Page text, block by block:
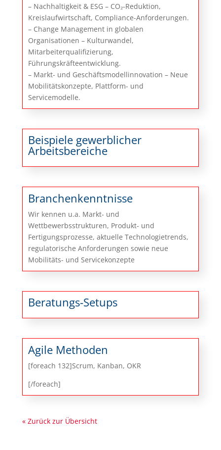
– Nachhaltigkeit & ESG – CO₂-Reduktion,
Kreislaufwirtschaft, Compliance-Anforderungen.
– Change Management in globalen
Organisationen – Kulturwandel,
Mitarbeiterqualifizierung,
Führungskräfteentwicklung.
– Markt- und Geschäftsmodellinnovation – Neue
Mobilitätskonzepte, Plattform- und
Servicemodelle.
Beispiele gewerblicher
Arbeitsbereiche
Branchenkenntnisse
Wir kennen u.a. Markt- und
Wettbewerbsstrukturen, Produkt- und
Fertigungsprozesse, aktuelle Technologietrends,
regulatorische Anforderungen sowie neue
Mobilitäts- und Servicekonzepte
Beratungs-Setups
Agile Methoden
[foreach 132]Scrum, Kanban, OKR
[/foreach]
« Zurück zur Übersicht